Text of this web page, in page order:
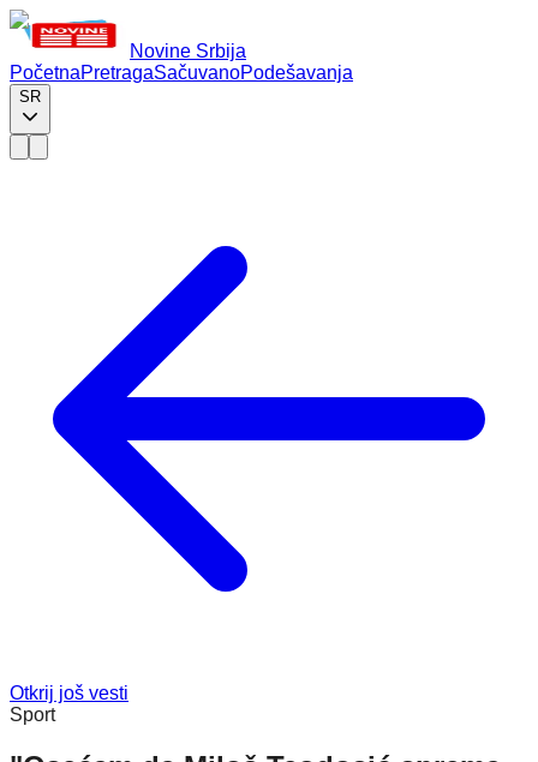
Novine Srbija
PočetnaPretragaSačuvanoPodešavanja
SR
Otkrij još vesti
Sport